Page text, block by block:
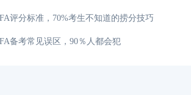
评分标准，70%考生不知道的捞分技巧
备考常见误区，90％人都会犯